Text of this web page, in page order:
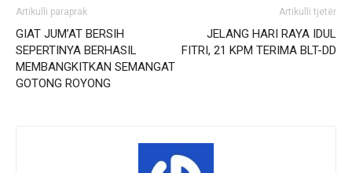
Artikulli paraprak
GIAT JUM’AT BERSIH
SEPERTINYA BERHASIL
MEMBANGKITKAN SEMANGAT
GOTONG ROYONG
Artikulli tjetër
JELANG HARI RAYA IDUL
FITRI, 21 KPM TERIMA BLT-DD